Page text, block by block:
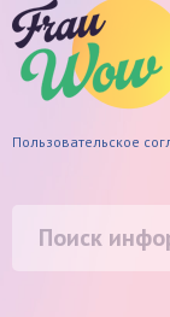
Пользовательское